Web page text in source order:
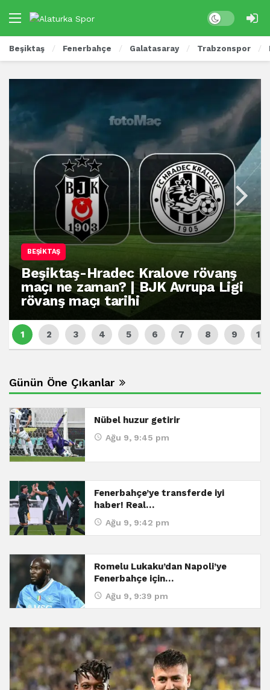
Beşiktaş Fenerbahçe Galatasaray Trabzonspor
BEŞIKTAŞ
Beşiktaş-Hradec Kralove rövanş
maçı ne zaman? | BJK Avrupa Ligi
rövanş maçı tarihi
Günün Öne Çıkanlar
Nübel huzur getirir
Ağu 9, 9:45 pm
Fenerbahçe’ye transferde iyi
haber! Real…
Ağu 9, 9:42 pm
Romelu Lukaku’dan Napoli’ye
Fenerbahçe için…
Ağu 9, 9:39 pm